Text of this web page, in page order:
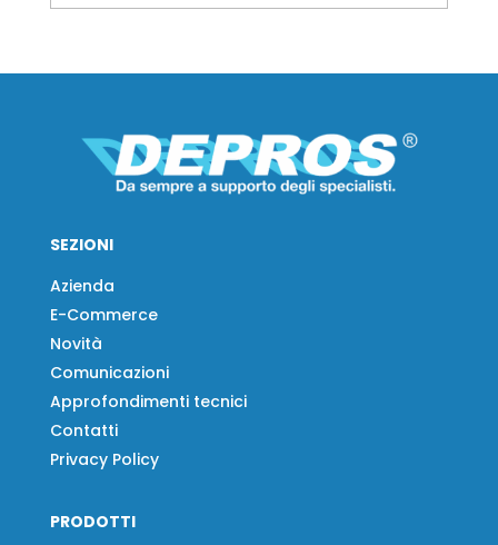
SEZIONI
Azienda
E-Commerce
Novità
Comunicazioni
Approfondimenti tecnici
Contatti
Privacy Policy
PRODOTTI